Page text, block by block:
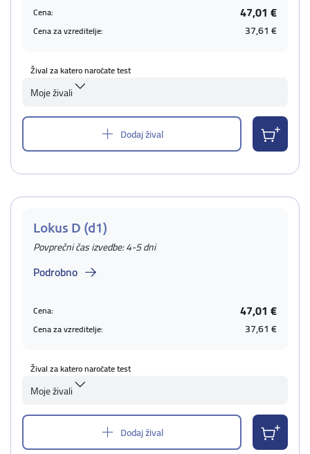
Cena: 47,01 €
Cena za vzreditelje: 37,61 €
Žival za katero naročate test
Moje živali
Dodaj žival
Lokus D (d1)
Povprečni čas izvedbe: 4-5 dni
Podrobno
Cena: 47,01 €
Cena za vzreditelje: 37,61 €
Žival za katero naročate test
Moje živali
Dodaj žival